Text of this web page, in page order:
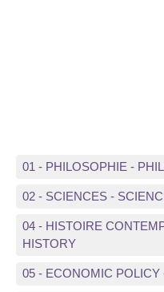
01 - PHILOSOPHIE -
02 - SCIENCES -
04 - HISTOIRE
HISTORY
05 - ECONOMIC